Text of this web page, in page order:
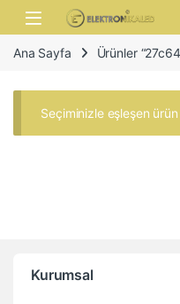
Skip to navigation
Skip to content
Open
Ana Sayfa Ürünler
Seçiminizle eşleşen ürün
Kurumsal